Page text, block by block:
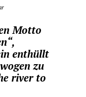
Motto
enthüllt
zu
river to